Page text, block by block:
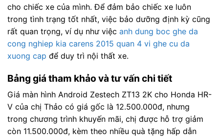
cho chiếc xe của mình. Để đảm bảo chiếc xe luôn
trong tình trạng tốt nhất, việc bảo dưỡng định kỳ cũng
rất quan trọng, ví dụ như việc anh dung boc ghe da
cong nghiep kia carens 2015 quan 4 vi ghe cu da
xuong cap để duy trì nội thất xe.
Bảng giá tham khảo và tư vấn chi tiết
Giá màn hình Android Zestech ZT13 2K cho Honda HR-
V của chị Thảo có giá gốc là 12.500.000đ, nhưng
trong chương trình khuyến mãi, chị được hỗ trợ giảm
còn 11.500.000đ, kèm theo nhiều quà tặng hấp dẫn